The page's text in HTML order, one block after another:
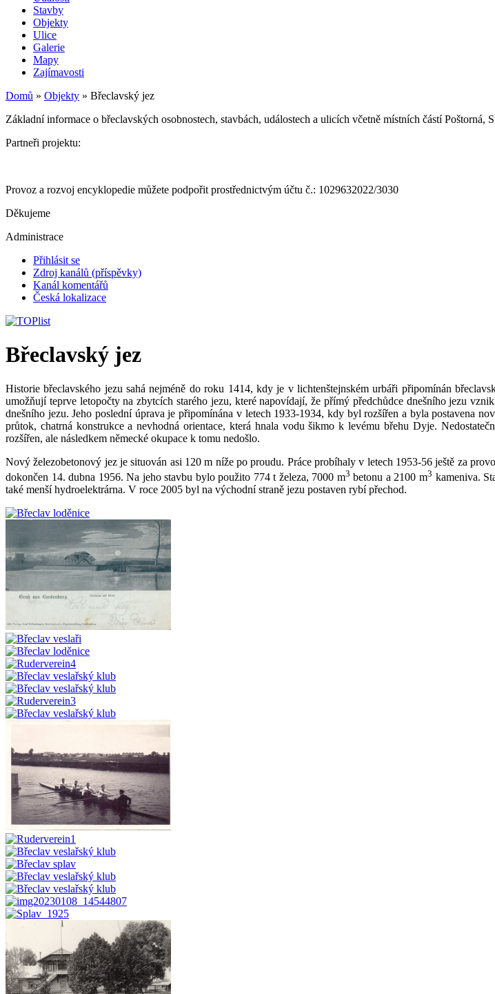
Stavby
Objekty
Ulice
Galerie
Mapy
Zajímavosti
Domů » Objekty » Břeclavský jez
Základní informace o břeclavských osobnostech, stavbách, událostech a ulicích včetně místních částí Poštorná,
Partneři projektu:
Provoz a rozvoj encyklopedie můžete podpořit prostřednictvým účtu č.: 1029632022/3030
Děkujeme
Administrace
Přihlásit se
Zdroj kanálů (příspěvky)
Kanál komentářů
Česká lokalizace
Břeclavský jez
Historie břeclavského jezu sahá nejméně do roku 1414, kdy je v lichtenštejnském urbáři připomínán
umožňují teprve letopočty na zbytcích starého jezu, které napovídají, že přímý předchůdce dnešního jezu
dnešního jezu. Jeho poslední úprava je připomínána v letech 1933-1934, kdy byl rozšířen a byla postavena
průtok, chatrná konstrukce a nevhodná orientace, která hnala vodu šikmo k levému břehu Dyje.
rozšířen, ale následkem německé okupace k tomu nedošlo.
Nový železobetonový jez je situován asi 120 m níže po proudu. Práce probíhaly v letech 1953-56 ještě za
dokončen 14. dubna 1956. Na jeho stavbu bylo použito 774 t železa, 7000 m3 betonu a 2100 m3 kameniva.
také menší hydroelektrárna. V roce 2005 byl na východní straně jezu postaven rybí přechod.